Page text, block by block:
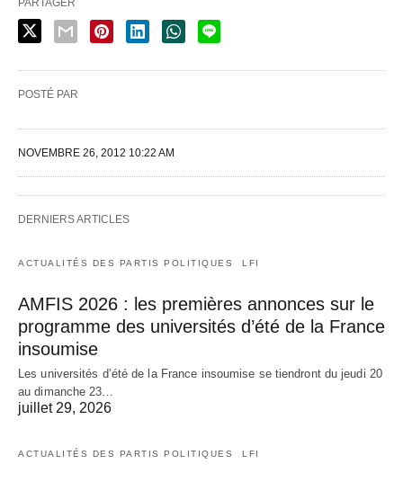
POSTÉ PAR
NOVEMBRE 26, 2012 10:22 AM
DERNIERS ARTICLES
ACTUALITÉS DES PARTIS POLITIQUES LFI
AMFIS 2026 : les premières annonces sur le
programme des universités d’été de la France
insoumise
Les universités d’été de la France insoumise se tiendront du jeudi 20
au dimanche 23…
juillet 29, 2026
ACTUALITÉS DES PARTIS POLITIQUES LFI